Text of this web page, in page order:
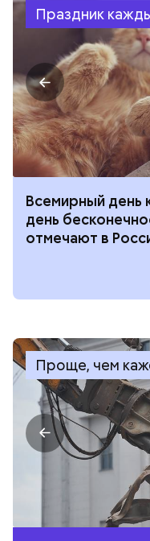
Праздник
Всемирный
день
отмечают в
Проще, чем